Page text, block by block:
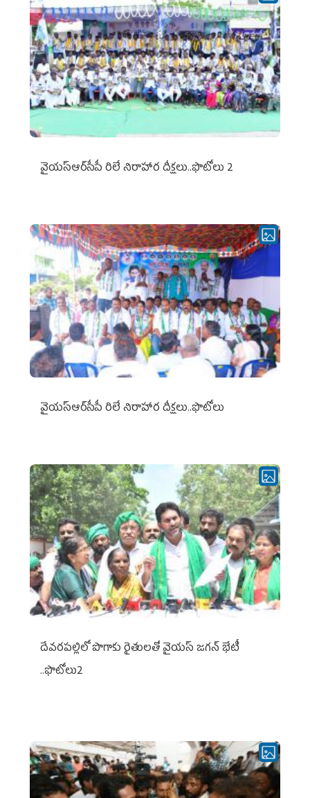
వైయ‌స్ఆర్‌సీపీ రిలే నిరాహార దీక్షలు..ఫొటోలు 2
వైయ‌స్ఆర్‌సీపీ రిలే నిరాహార దీక్షలు..ఫొటోలు
దేవరపల్లిలో పొగాకు రైతులతో వైయస్ జగన్ భేటీ
..ఫొటోలు2